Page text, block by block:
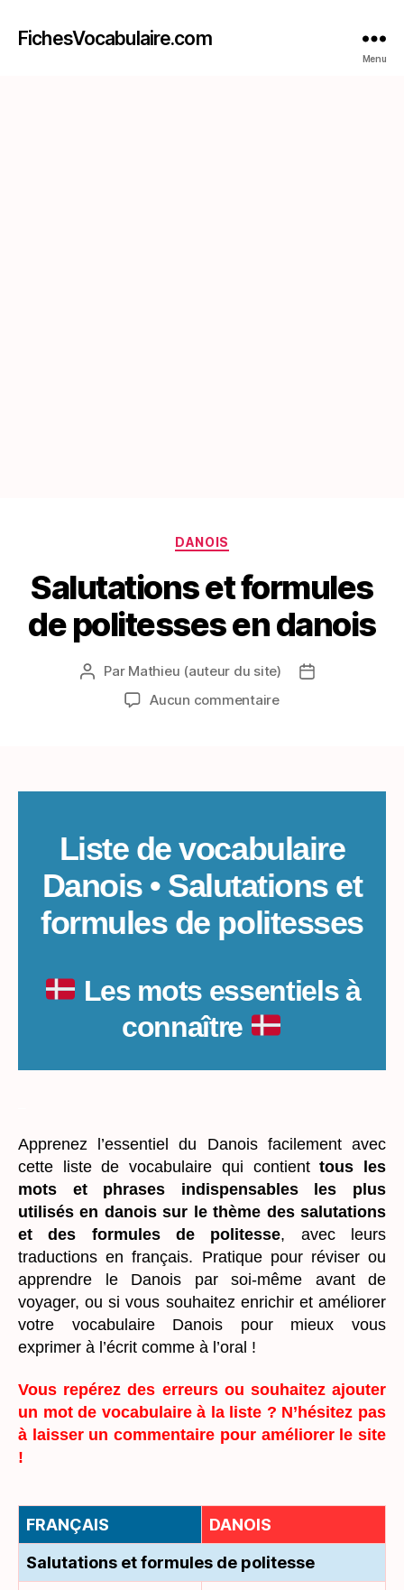
FichesVocabulaire.com
Menu
Catégories
DANOIS
Salutations et formules
de politesses en danois
Auteur
l’article
Par Mathieu (auteur du site)
Date
Aucun commentairesur
danois
Liste de vocabulaire
Danois • Salutations et
formules de politesses
Les mots essentiels à
connaître
Apprenez l’essentiel du Danois facilement avec
cette liste de vocabulaire qui contienttous les
mots et phrases indispensables les plus
utilisés en danois sur le thème des salutations
et des formules de politesse, avec leurs
traductions en français. Pratique pour réviser ou
apprendre le Danois par soi-même avant de
voyager, ou si vous souhaitez enrichir et améliorer
votre vocabulaire Danois pour mieux vous
exprimer à l’écrit comme à l’oral !
Vous repérez des erreurs ou souhaitez ajouter
un mot de vocabulaire à la liste ? N’hésitez pas
à laisser un commentaire pour améliorer le site
!
FRANÇAIS
DANOIS
Salutations et formules de politesse